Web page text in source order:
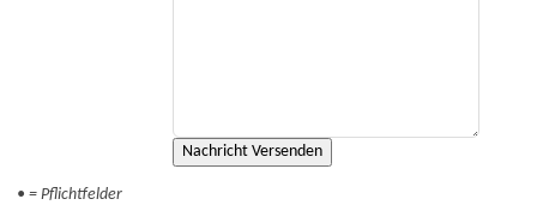
• = Pflichtfelder